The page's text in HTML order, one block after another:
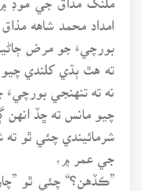
امداد محمد شاهه
بورچيءَ جو مرض
ته هٿ ٻڌي کلندي چيو
نه ته تنهنجي
چيو مانس ته ڇڏ انهن
”ڪڏهن؟“ چئي ٿو ”چار